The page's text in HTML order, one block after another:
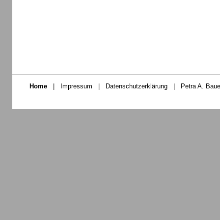
Home | Impressum | Datenschutzerklärung | Petra A.